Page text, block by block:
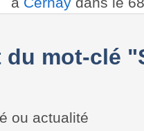
du mot-clé
ou actualité